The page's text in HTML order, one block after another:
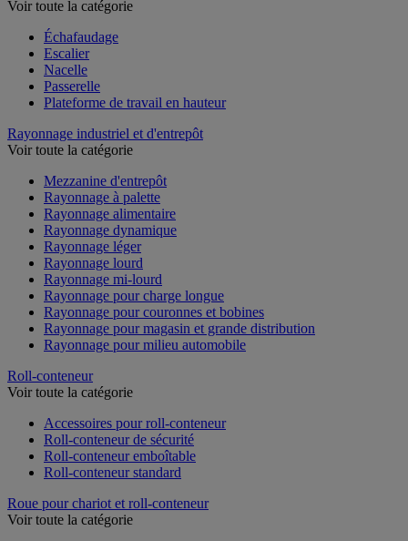
Voir toute la catégorie
Échafaudage
Escalier
Nacelle
Passerelle
Plateforme de travail en hauteur
Rayonnage industriel et d'entrepôt
Voir toute la catégorie
Mezzanine d'entrepôt
Rayonnage à palette
Rayonnage alimentaire
Rayonnage dynamique
Rayonnage léger
Rayonnage lourd
Rayonnage mi-lourd
Rayonnage pour charge longue
Rayonnage pour couronnes et bobines
Rayonnage pour magasin et grande distribution
Rayonnage pour milieu automobile
Roll-conteneur
Voir toute la catégorie
Accessoires pour roll-conteneur
Roll-conteneur de sécurité
Roll-conteneur emboîtable
Roll-conteneur standard
Roue pour chariot et roll-conteneur
Voir toute la catégorie